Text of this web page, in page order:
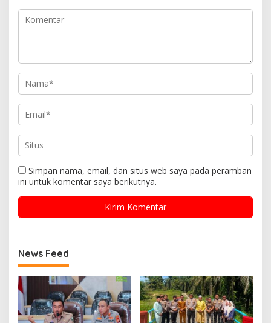
Simpan nama, email, dan situs web saya pada peramban
ini untuk komentar saya berikutnya.
News Feed